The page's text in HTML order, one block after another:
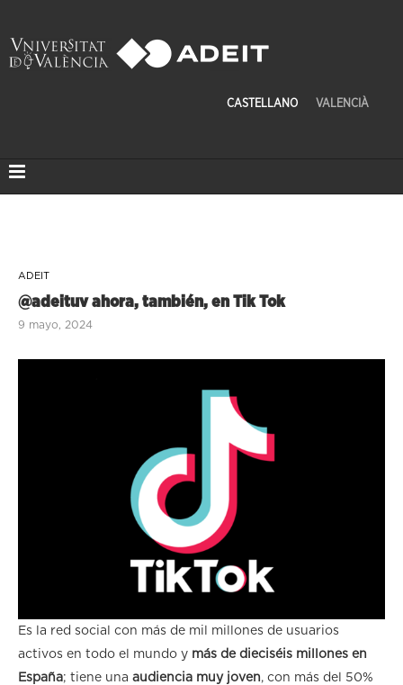
CASTELLANO VALENCIÀ
ADEIT
@adeituv ahora, también, en Tik Tok
9 mayo, 2024
Es la red social con más de mil millones de usuarios
activos en todo el mundo y más de dieciséis millones en
España; tiene una audiencia muy joven, con más del 50%